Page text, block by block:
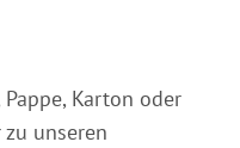
Karton oder
unseren